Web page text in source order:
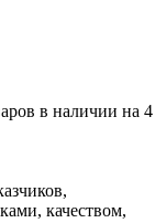
в наличии на 4
качеством,